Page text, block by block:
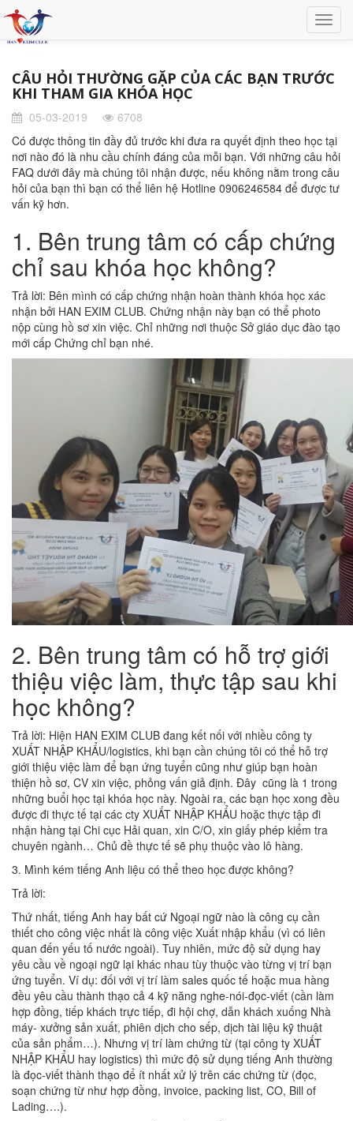
CÂU HỎI THƯỜNG GẶP CỦA CÁC BẠN TRƯỚC
KHI THAM GIA KHÓA HỌC
05-03-2019
6708
Có được thông tin đầy đủ trước khi đưa ra quyết định theo học tại
nơi nào đó là nhu cầu chính đáng của mỗi bạn. Với những câu hỏi
FAQ dưới đây mà chúng tôi nhận được, nếu không nằm trong câu
hỏi của bạn thì bạn có thể liên hệ Hotline 0906246584 để được tư
vấn kỹ hơn.
1. Bên trung tâm có cấp chứng
chỉ sau khóa học không?
Trả lời: Bên mình có cấp chứng nhận hoàn thành khóa học xác
nhận bởi HAN EXIM CLUB. Chứng nhận này bạn có thể photo
nộp cùng hồ sơ xin việc. Chỉ những nơi thuộc Sở giáo dục đào tạo
mới cấp Chứng chỉ bạn nhé.
2. Bên trung tâm có hỗ trợ giới
thiệu việc làm, thực tập sau khi
học không?
Trả lời: Hiện HAN EXIM CLUB đang kết nối với nhiều công ty
XUẤT NHẬP KHẨU/logistics, khi bạn cần chúng tôi có thể hỗ trợ
giới thiệu việc làm để bạn ứng tuyển cũng như giúp bạn hoàn
thiện hồ sơ, CV xin việc, phỏng vấn giả định. Đây cũng là 1 trong
những buổi học tại khóa học này. Ngoài ra, các bạn học xong đều
được đi thực tế tại các cty XUẤT NHẬP KHẨU hoặc thực tập đi
nhận hàng tại Chi cục Hải quan, xin C/O, xin giấy phép kiểm tra
chuyên ngành… Chủ đề thực tế sẽ phụ thuộc vào lô hàng.
3. Mình kém tiếng Anh liệu có thể theo học được không?
Trả lời:
Thứ nhất, tiếng Anh hay bất cứ Ngoại ngữ nào là công cụ cần
thiết cho công việc nhất là công việc Xuất nhập khẩu (vì có liên
quan đến yếu tố nước ngoài). Tuy nhiên, mức độ sử dụng hay
yêu cầu về ngoại ngữ lại khác nhau tùy thuộc vào từng vị trí bạn
ứng tuyển. Ví dụ: đối với vị trí làm sales quốc tế hoặc mua hàng
đều yêu cầu thành thạo cả 4 kỹ năng nghe-nói-đọc-viết (cần làm
hợp đồng, tiếp khách trực tiếp, đi hội chợ, dẫn khách xuống Nhà
máy- xưởng sản xuất, phiên dịch cho sếp, dịch tài liệu kỹ thuật
của sản phẩm…). Nhưng vị trí làm chứng từ (tại công ty XUẤT
NHẬP KHẨU hay logistics) thì mức độ sử dụng tiếng Anh thường
là đọc-viết thành thạo để ít nhất xử lý trên các chứng từ (đọc,
soạn chứng từ như hợp đồng, invoice, packing list, CO, Bill of
Lading….).